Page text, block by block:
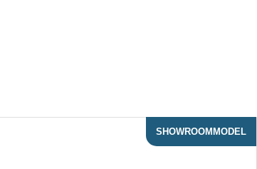
ACTIE
SHOWROOMMODEL